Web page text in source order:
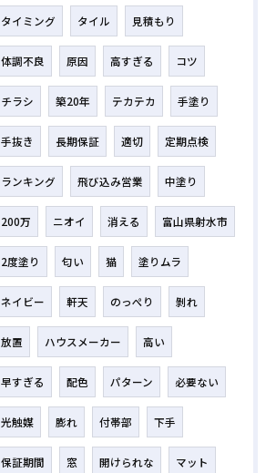
タイミング タイル 見積もり
体調不良 原因 高すぎる コツ
チラシ 築20年 テカテカ 手塗り
手抜き 長期保証 適切 定期点検
ランキング 飛び込み営業 中塗り
200万 ニオイ 消える 富山県射水市
2度塗り 匂い 猫 塗りムラ
ネイビー 軒天 のっぺり 剝れ
放置 ハウスメーカー 高い
早すぎる 配色 パターン 必要ない
光触媒 膨れ 付帯部 下手
保証期間 窓 開けられな マット